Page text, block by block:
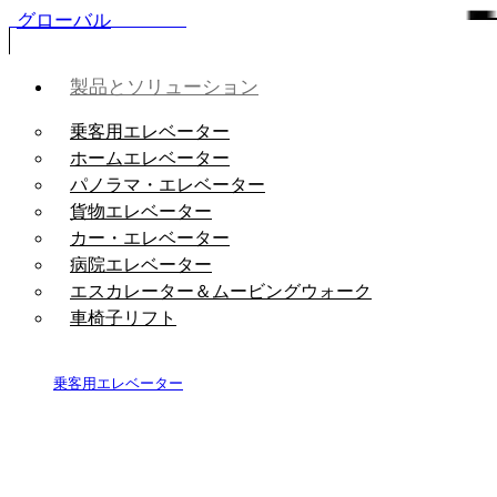
コンテンツへスキップ
グローバル
製品とソリューション
乗客用エレベーター
ホームエレベーター
パノラマ・エレベーター
貨物エレベーター
カー・エレベーター
病院エレベーター
エスカレーター＆ムービングウォーク
車椅子リフト
乗客用エレベーター